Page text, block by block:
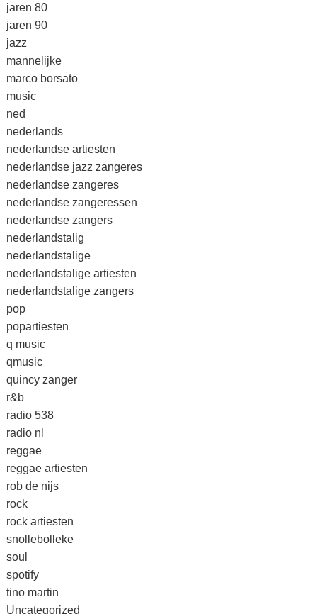
jaren 80
jaren 90
jazz
mannelijke
marco borsato
music
ned
nederlands
nederlandse artiesten
nederlandse jazz zangeres
nederlandse zangeres
nederlandse zangeressen
nederlandse zangers
nederlandstalig
nederlandstalige
nederlandstalige artiesten
nederlandstalige zangers
pop
popartiesten
q music
qmusic
quincy zanger
r&b
radio 538
radio nl
reggae
reggae artiesten
rob de nijs
rock
rock artiesten
snollebolleke
soul
spotify
tino martin
Uncategorized